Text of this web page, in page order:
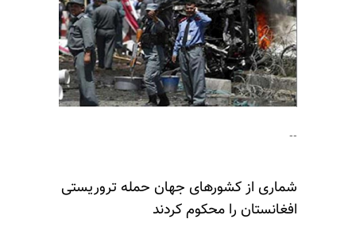
--
شماری از کشورهای جهان حمله تروریستی
افغانستان را محکوم کردند